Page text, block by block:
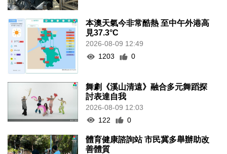
本澳天氣今非常酷熱 至中午外港高
見37.3°C
2026-08-09 12:49
1203
0
舞劇《溪山清遠》融合多元舞蹈探
討表達自我
2026-08-09 12:03
122
0
體育健康諮詢站 市民冀多舉辦助改
善體質